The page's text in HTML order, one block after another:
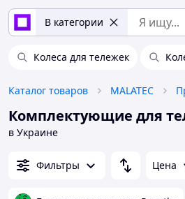
В категории
Колеса для тележек
Каталог товаров MALATEC
Комплектующие для
в Украине
Фильтры Цена